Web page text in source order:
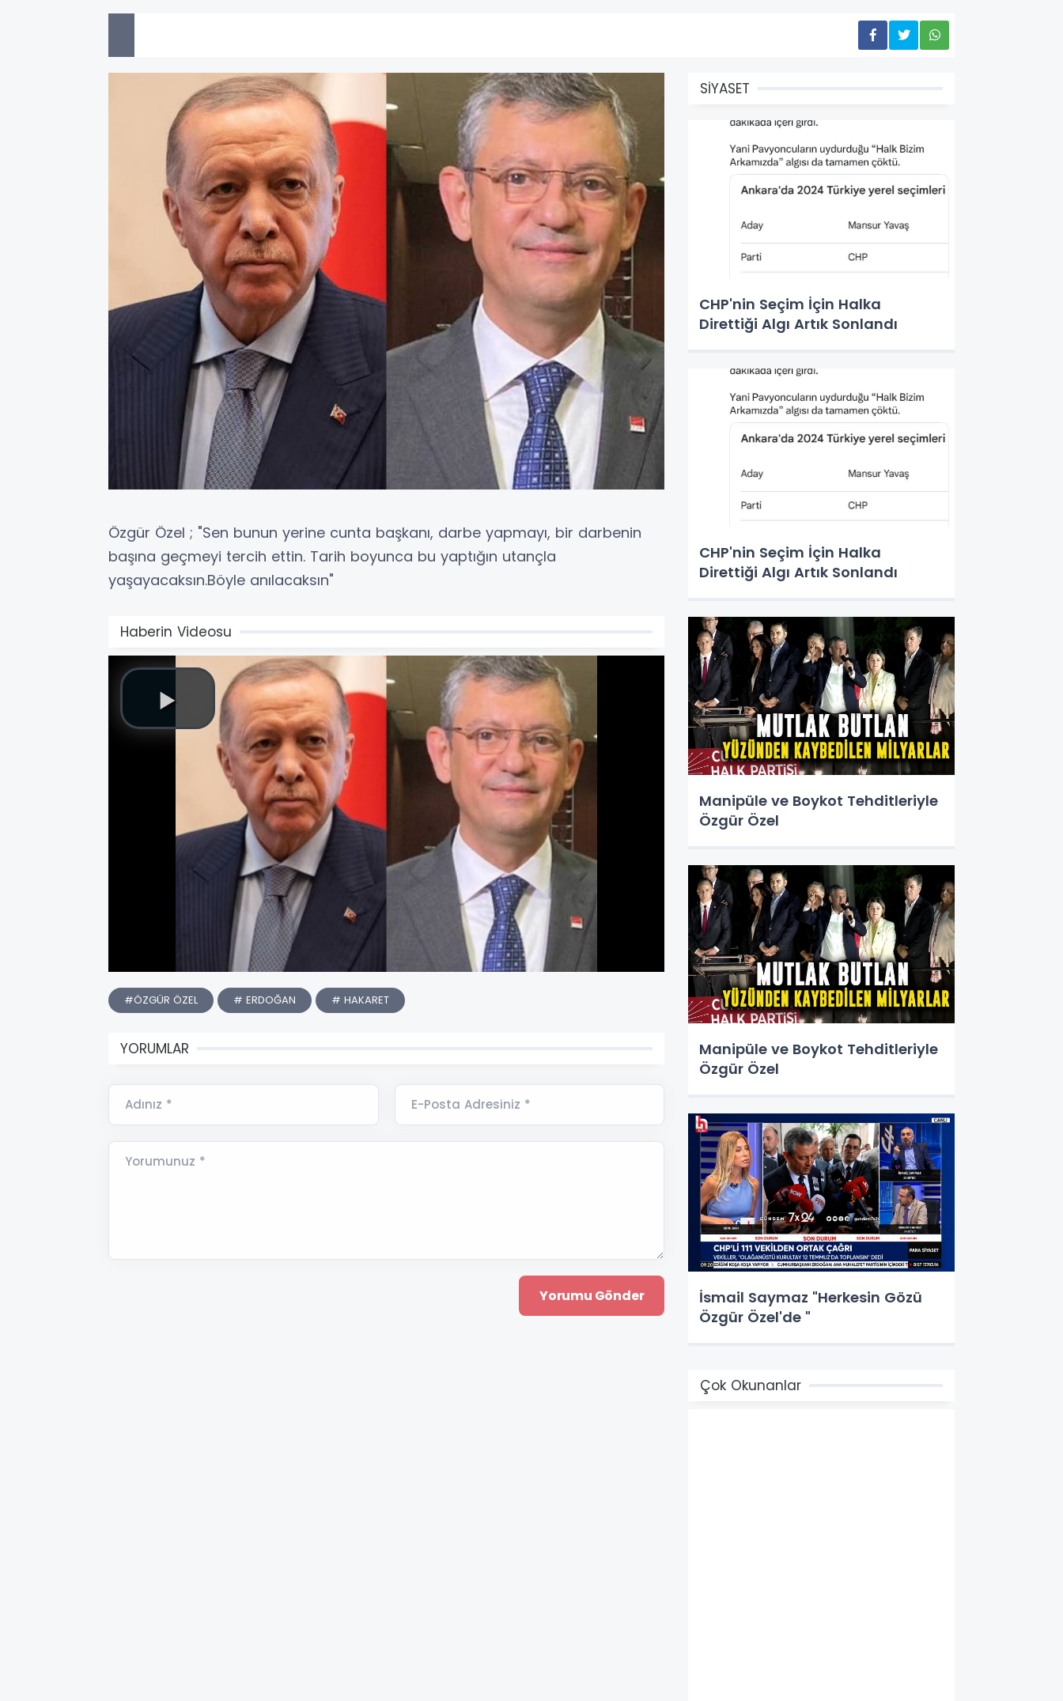
Özgür Özel ; "Sen bunun yerine cunta başkanı, darbe yapmayı, bir darbenin
başına geçmeyi tercih ettin. Tarih boyunca bu yaptığın utançla
yaşayacaksın.Böyle anılacaksın"
Haberin Videosu
#ÖZGÜR ÖZEL # ERDOĞAN # HAKARET
YORUMLAR
Adınız * E-Posta Adresiniz *
Yorumunuz *
SİYASET
CHP'nin Seçim İçin Halka
Direttiği Algı Artık Sonlandı
CHP'nin Seçim İçin Halka
Direttiği Algı Artık Sonlandı
Manipüle ve Boykot Tehditleriyle
Özgür Özel
Manipüle ve Boykot Tehditleriyle
Özgür Özel
İsmail Saymaz "Herkesin Gözü
Özgür Özel'de "
Çok Okunanlar